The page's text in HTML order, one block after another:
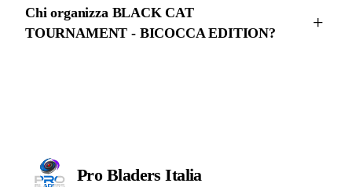
Chi organizza BLACK CAT
TOURNAMENT - BICOCCA EDITION?
Pro BladersItalia